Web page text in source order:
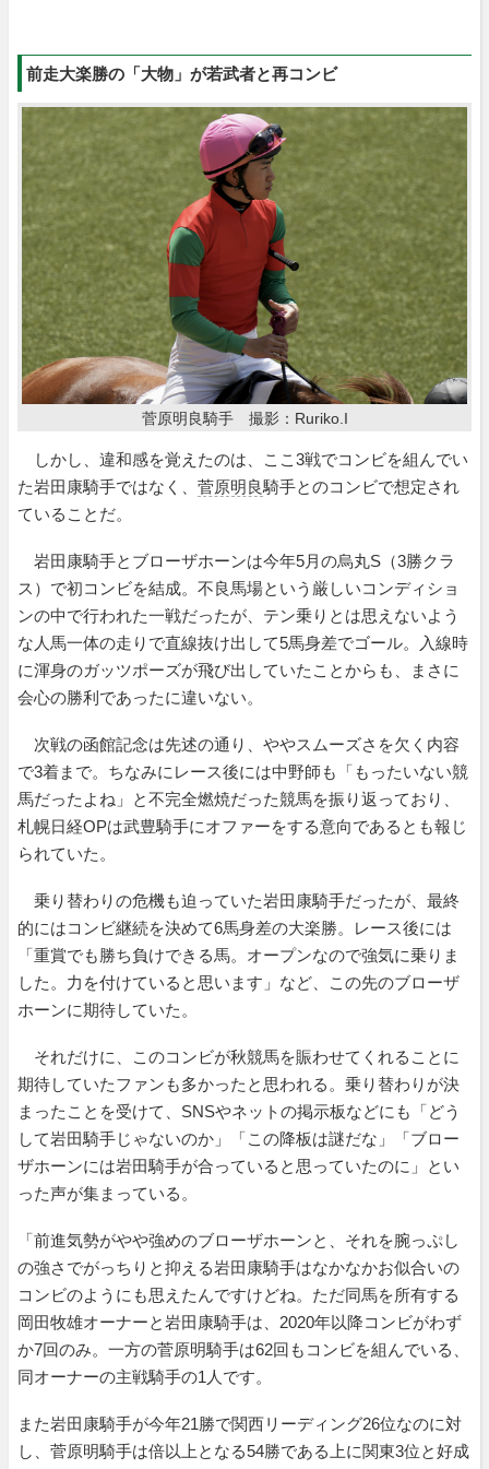
前走大楽勝の「大物」が若武者と再コンビ
菅原明良騎手 撮影：Ruriko.I
しかし、違和感を覚えたのは、ここ3戦でコンビを組んでい
た岩田康騎手ではなく、 菅原明良騎手とのコンビで想定され
ていることだ。
岩田康騎手とブローザホーンは今年5月の烏丸S（3勝クラ
ス）で初コンビを結成。不良馬場という厳しいコンディショ
ンの中で行われた一戦だったが、テン乗りとは思えないよう
な人馬一体の走りで直線抜け出して5馬身差でゴール。入線時
に渾身のガッツポーズが飛び出していたことからも、まさに
会心の勝利であったに違いない。
次戦の函館記念は先述の通り、ややスムーズさを欠く内容
で3着まで。ちなみにレース後には中野師も「もったいない競
馬だったよね」と不完全燃焼だった競馬を振り返っており、
札幌日経OPは武豊騎手にオファーをする意向であるとも報じ
られていた。
乗り替わりの危機も迫っていた岩田康騎手だったが、最終
的にはコンビ継続を決めて6馬身差の大楽勝。レース後には
「重賞でも勝ち負けできる馬。オープンなので強気に乗りま
した。力を付けていると思います」など、この先のブローザ
ホーンに期待していた。
それだけに、このコンビが秋競馬を賑わせてくれることに
期待していたファンも多かったと思われる。乗り替わりが決
まったことを受けて、SNSやネットの掲示板などにも「どう
して岩田騎手じゃないのか」「この降板は謎だな」「ブロー
ザホーンには岩田騎手が合っていると思っていたのに」とい
った声が集まっている。
「前進気勢がやや強めのブローザホーンと、それを腕っぷし
の強さでがっちりと抑える岩田康騎手はなかなかお似合いの
コンビのようにも思えたんですけどね。ただ同馬を所有する
岡田牧雄オーナーと岩田康騎手は、2020年以降コンビがわず
か7回のみ。一方の菅原明騎手は62回もコンビを組んでいる、
同オーナーの主戦騎手の1人です。
また岩田康騎手が今年21勝で関西リーディング26位なのに対
し、菅原明騎手は倍以上となる54勝である上に関東3位と好成